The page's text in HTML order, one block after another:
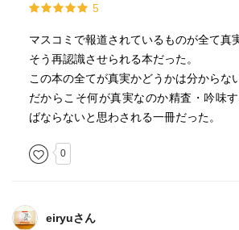
5
マスコミで報道されているものが全て真
そう再認識させられる本だった。
この本の全てが真実かどうかは分からない
だからこそ何が真実なのか精査・吟味
ばならないと思わされる一冊だった。
0
eiryuさん